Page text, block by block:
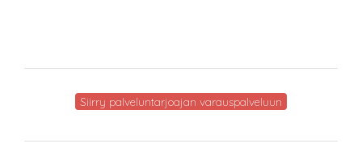
Siirry palveluntarjoajan varauspalveluun